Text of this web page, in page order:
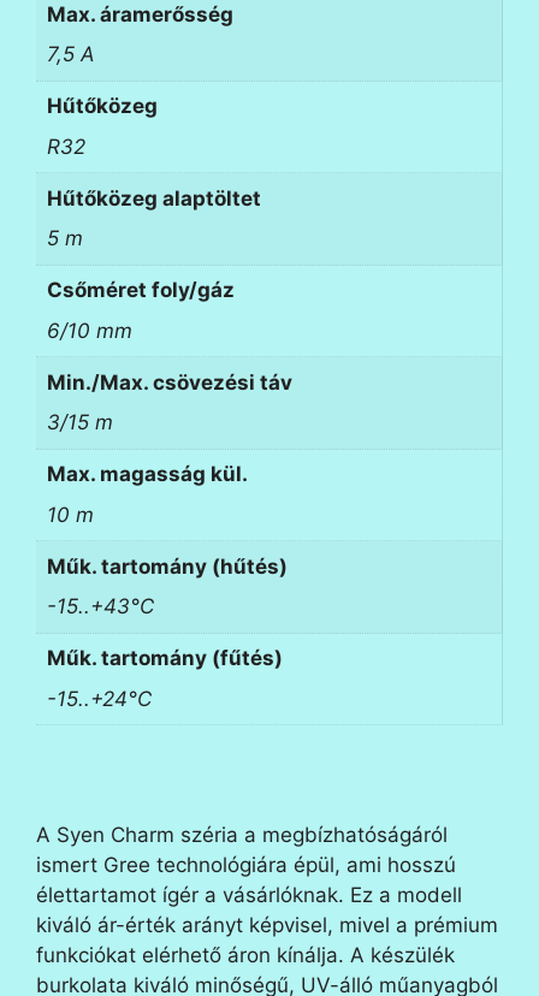
Max. áramerősség
7,5 A
Hűtőközeg
R32
Hűtőközeg alaptöltet
5 m
Csőméret foly/gáz
6/10 mm
Min./Max. csövezési táv
3/15 m
Max. magasság kül.
10 m
Műk. tartomány (hűtés)
-15..+43°C
Műk. tartomány (fűtés)
-15..+24°C
A Syen Charm széria a megbízhatóságáról
ismert Gree technológiára épül, ami hosszú
élettartamot ígér a vásárlóknak. Ez a modell
kiváló ár-érték arányt képvisel, mivel a prémium
funkciókat elérhető áron kínálja. A készülék
burkolata kiváló minőségű, UV-álló műanyagból